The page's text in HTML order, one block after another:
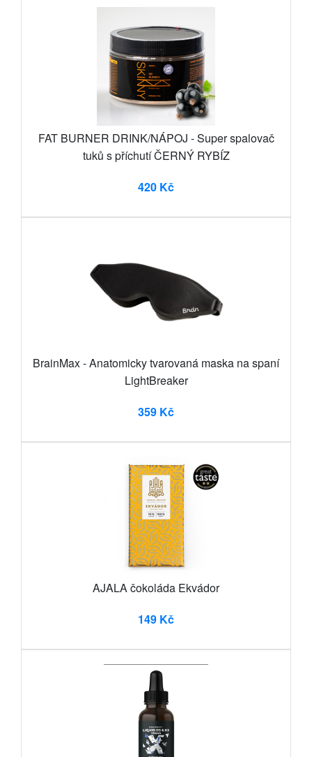
FAT BURNER DRINK/NÁPOJ - Super spalovač
tuků s příchutí ČERNÝ RYBÍZ
420 Kč
BrainMax - Anatomicky tvarovaná maska na spaní
LightBreaker
359 Kč
AJALA čokoláda Ekvádor
149 Kč